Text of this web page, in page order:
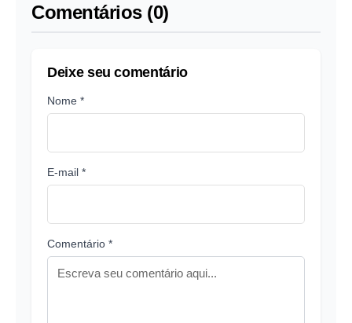
Comentários (0)
Deixe seu comentário
Nome *
E-mail *
Comentário *